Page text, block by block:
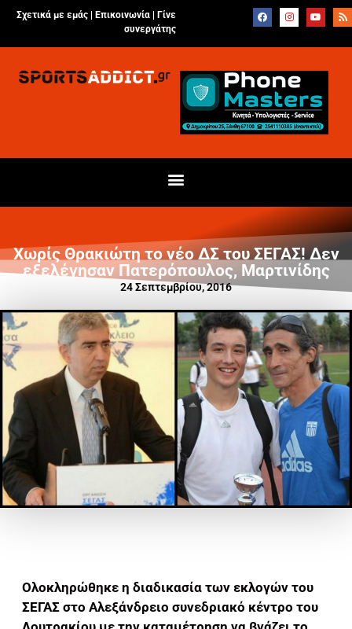
Σχετικά με εμάς | Επικοινωνία
Γίνε
συνεργάτης
Χωρίς Θρακιώτη το νέο ΔΣ του ΣΕΓΑΣ! Δεν
εξελέγησαν Πατερόπουλος, Μαρτινίδης
24 Σεπτεμβρίου, 2016
Ολοκληρώθηκε η διαδικασία των εκλογών του
ΣΕΓΑΣ στο Αλεξάνδρειο συνεδριακό κέντρο του